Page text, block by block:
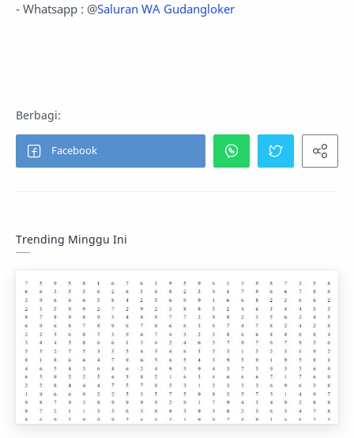
- Whatsapp : @Saluran WA Gudangloker
Trending Minggu Ini